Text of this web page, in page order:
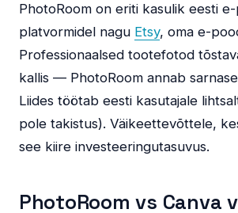
PhotoRoom on eriti kasulik eesti
platvormidel nagu Etsy, oma e-
Professionaalsed tootefotod
kallis — PhotoRoom annab
Liides töötab eesti kasutajale
pole takistus). Väikeettevõttele,
see kiire investeeringutasuvus.
PhotoRoom vs Canva